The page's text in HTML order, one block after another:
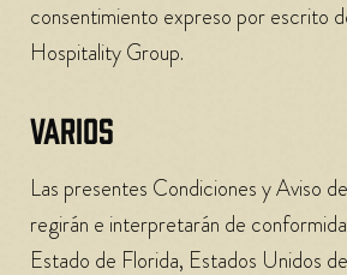
consentimiento expreso por escrito
Hospitality Group.
VARIOS
Las presentes Condiciones y Aviso
regirán e interpretarán de
Estado de Florida, Estados Unidos